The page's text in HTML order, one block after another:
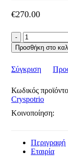
€270.00
Σετ
72
MOVE
Προσθήκη στο
Σύγκριση
Κωδικός
Cryspotrio
Κοινοποίηση:
Περιγραφή
Εταιρία